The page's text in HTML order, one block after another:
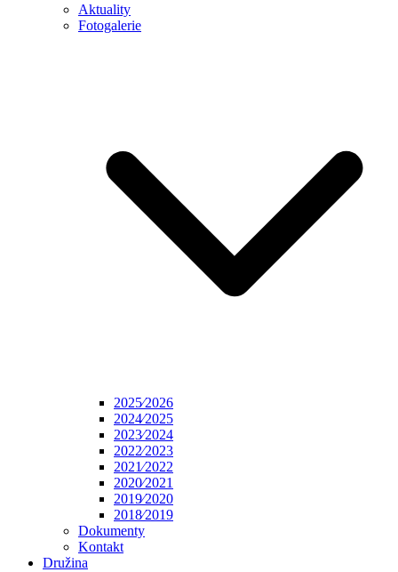
Aktuality
Fotogalerie
2025⁄2026
2024⁄2025
2023⁄2024
2022⁄2023
2021⁄2022
2020⁄2021
2019⁄2020
2018⁄2019
Dokumenty
Kontakt
Družina